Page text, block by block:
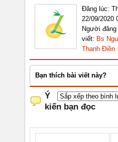
Đăng lúc:
22/09/2020
Người đăng
viết: Bs
Thanh Điền
Bạn thích bài viết này?